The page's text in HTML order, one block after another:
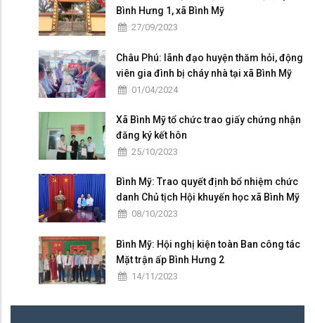
Bình Hưng 1, xã Bình Mỹ
27/09/2023
Châu Phú: lãnh đạo huyện thăm hỏi, động
viên gia đình bị cháy nhà tại xã Bình Mỹ
01/04/2024
Xã Bình Mỹ tổ chức trao giấy chứng nhận
đăng ký kết hôn
25/10/2023
Bình Mỹ: Trao quyết định bổ nhiệm chức
danh Chủ tịch Hội khuyến học xã Bình Mỹ
08/10/2023
Bình Mỹ: Hội nghị kiện toàn Ban công tác
Mặt trận ấp Bình Hưng 2
14/11/2023